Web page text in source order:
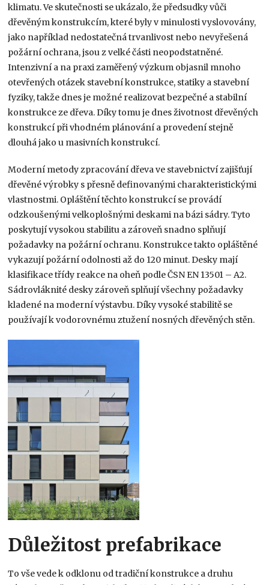
klimatu. Ve skutečnosti se ukázalo, že předsudky vůči
dřevěným konstrukcím, které byly v minulosti vyslovovány,
jako například nedostatečná trvanlivost nebo nevyřešená
požární ochrana, jsou z velké části neopodstatněné.
Intenzivní a na praxi zaměřený výzkum objasnil mnoho
otevřených otázek stavební konstrukce, statiky a stavební
fyziky, takže dnes je možné realizovat bezpečné a stabilní
konstrukce ze dřeva. Díky tomu je dnes životnost dřevěných
konstrukcí při vhodném plánování a provedení stejně
dlouhá jako u masivních konstrukcí.
Moderní metody zpracování dřeva ve stavebnictví zajišťují
dřevěné výrobky s přesně definovanými charakteristickými
vlastnostmi. Opláštění těchto konstrukcí se provádí
odzkoušenými velkoplošnými deskami na bázi sádry. Tyto
poskytují vysokou stabilitu a zároveň snadno splňují
požadavky na požární ochranu. Konstrukce takto opláštěné
vykazují požární odolnosti až do 120 minut. Desky mají
klasifikace třídy reakce na oheň podle ČSN EN 13501 – A2.
Sádrovláknité desky zároveň splňují všechny požadavky
kladené na moderní výstavbu. Díky vysoké stabilitě se
používají k vodorovnému ztužení nosných dřevěných stěn.
Důležitost prefabrikace
To vše vede k odklonu od tradiční konstrukce a druhu